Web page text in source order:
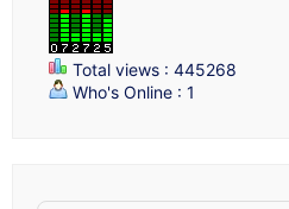
Total views : 445268
Who's Online : 1